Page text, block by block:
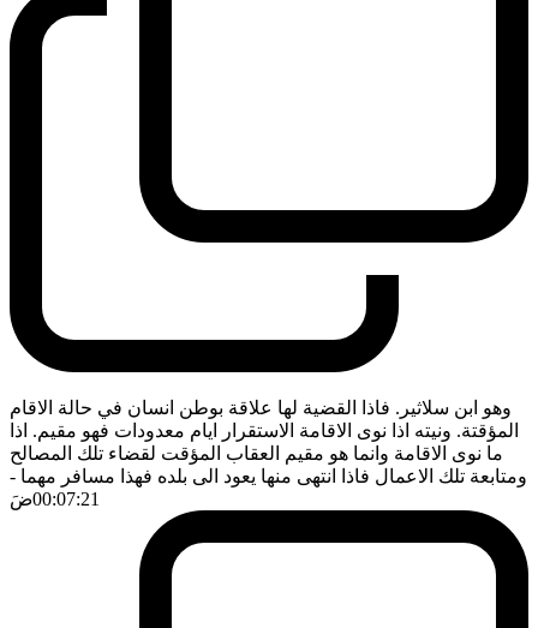
وهو ابن سلاثير. فاذا القضية لها علاقة بوطن انسان في حالة الاقام
المؤقتة. ونيته اذا نوى الاقامة الاستقرار ايام معدودات فهو مقيم. اذا
ما نوى الاقامة وانما هو مقيم العقاب المؤقت لقضاء تلك المصالح
ومتابعة تلك الاعمال فاذا انتهى منها يعود الى بلده فهذا مسافر مهما -
00:07:21ضَ